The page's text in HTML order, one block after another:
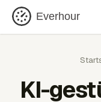
Everhour
KI-